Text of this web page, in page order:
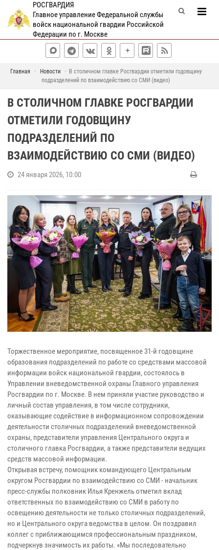
РОСГВАРДИЯ
Главное управление Федеральной службы
войск национальной гвардии Российской
Федерации по г. Москве
Главная Новости
В столичном главке Росгвардии отметили годовщину
подразделений по взаимодействию со СМИ (видео)
В СТОЛИЧНОМ ГЛАВКЕ РОСГВАРДИИ
ОТМЕТИЛИ ГОДОВЩИНУ
ПОДРАЗДЕЛЕНИЙ ПО
ВЗАИМОДЕЙСТВИЮ СО СМИ (ВИДЕО)
24 января 2026, 10:00
Торжественное мероприятие, посвященное 31-й годовщине
образования подразделений по работе со средствами массовой
информации войск национальной гвардии, состоялось в
Управлении вневедомственной охраны Главного управления
Росгвардии по г. Москве. В нем приняли участие руководство и
личный состав управления, в том числе сотрудники,
оказывающие содействие в информационном сопровождении
деятельности столичных подразделений вневедомственной
охраны, представители управления Центрального округа и
столичного главка Росгвардии, а также представители ведущих
средств массовой информации.
Открывая встречу, помощник командующего Центральным
округом Росгвардии по взаимодействию со СМИ - начальник
пресс-службы полковник Илья Кренжель отметил вклад
ответственных по взаимодействию со СМИ в работу по
освещению деятельности не только столичных подразделений,
но и Центрального округа ведомства в целом. Он поздравил
коллег с приближающимся профессиональным праздником,
подчеркнув значимость их работы. «Мы последовательно